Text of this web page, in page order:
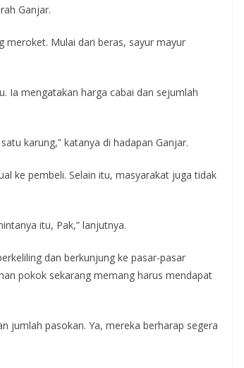
Ganjar.
meroket. Mulai dari beras, sayur mayur
Ia mengatakan harga cabai dan sejumlah
karung,” katanya di hadapan Ganjar.
ke pembeli. Selain itu, masyarakat juga tidak
itu, Pak,” lanjutnya.
dan berkunjung ke pasar-pasar
pokok sekarang memang harus mendapat
jumlah pasokan. Ya, mereka berharap segera